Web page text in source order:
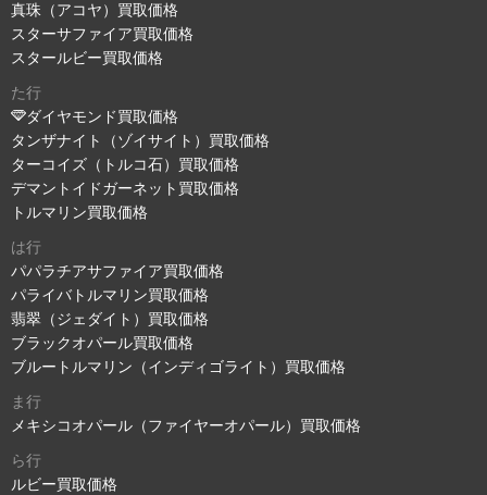
真珠（アコヤ）買取価格
スターサファイア買取価格
スタールビー買取価格
た行
ダイヤモンド買取価格
タンザナイト（ゾイサイト）買取価格
ターコイズ（トルコ石）買取価格
デマントイドガーネット買取価格
トルマリン買取価格
は行
パパラチアサファイア買取価格
パライバトルマリン買取価格
翡翠（ジェダイト）買取価格
ブラックオパール買取価格
ブルートルマリン（インディゴライト）買取価格
ま行
メキシコオパール（ファイヤーオパール）買取価格
ら行
ルビー買取価格